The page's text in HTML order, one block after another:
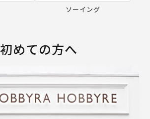
ソーイング
初めての方へ